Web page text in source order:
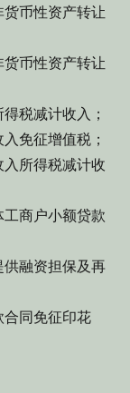
币性资产转让
币性资产转让
税减计收入；
免征增值税；
所得税减计收
商户小额贷款
融资担保及再
同免征印花